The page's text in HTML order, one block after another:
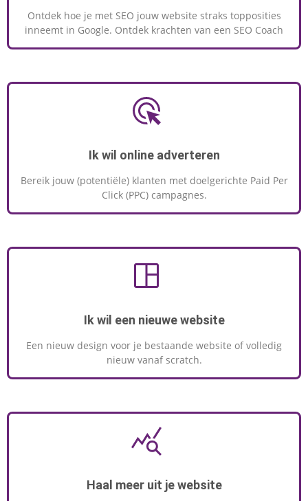
Ontdek hoe je met SEO jouw website straks topposities
inneemt in Google. Ontdek krachten van een SEO Coach
Ik wil online adverteren
Bereik jouw (potentiële) klanten met doelgerichte Paid Per
Click (PPC) campagnes.
Ik wil een nieuwe website
Een nieuw design voor je bestaande website of volledig
nieuw vanaf scratch.
Haal meer uit je website